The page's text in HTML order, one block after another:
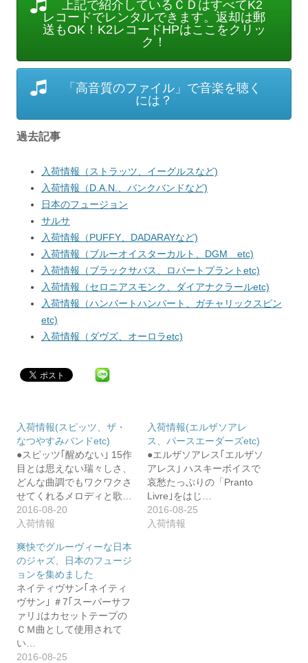
上記で紹介しているＣＤはすべてK2
レコードでレンタルできます。返却は郵
送もOK！K2レコードHPはここをクリッ
ク！
「高音質のファイル」で音楽を聴く
には？
過去記事
入荷情報（ストラッツ、イーグルスなど)
入荷情報（D.A.N.、バンクバンドなど)
日本のフュージョン
サルサ
入荷情報（PUFFY、DADARAYなど)
入荷情報（ブルーオイスターカルト、DGM etc)
入荷情報（ブラックサバス、ロバートプラントetc)
入荷情報（セロニアスモンク、ダイアナクラールetc)
入荷情報（ハンバートハンバート、ガチャリックスピン
etc)
入荷情報（ダヴズ、オーロラetc)
入荷情報(スピッツ、ザ・
なつやすみバンドetc)
●スピッツ｢醒めない｣ 15作
目とは思えない瑞々しさ、
どんな曲調でもワクワクさ
せてくれるメロディと歌…
2016-08-20
入荷情報
入荷情報(エルザソアレ
ス、パースエーダーズetc)
●エルザソアレス｢エルザソ
アレス｣ ハスキーボイスで
哀愁たっぷりの「Pranto
Livre｣をはじ…
2016-08-25
入荷情報
爽快でグルーヴィーな日本
のジャズ、日本のフュージ
ョンを集めました
ネイティヴサン｢ネイティ
ヴサン｣ ＃7｢スーパーサフ
ァリ｣はカセットテープの
ＣＭ曲として使用されて
い…
2016-08-25